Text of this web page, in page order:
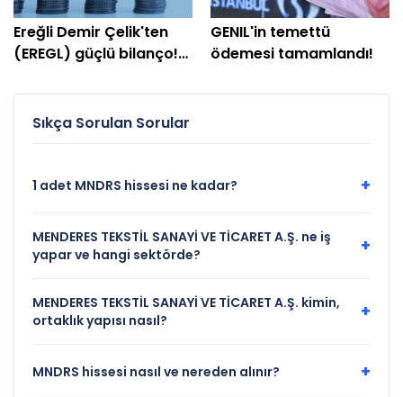
Ereğli Demir Çelik'ten
(EREGL) güçlü bilanço!
GENIL'in temettü
ödemesi tamamlandı!
Sıkça Sorulan Sorular
1 adet MNDRS hissesi ne kadar? +
MENDERES TEKSTİL SANAYİ VE TİCARET A.Ş. ne iş
yapar ve hangi sektörde?
+
MENDERES TEKSTİL SANAYİ VE TİCARET A.Ş. kimin,
ortaklık yapısı nasıl?
+
MNDRS hissesi nasıl ve nereden alınır? +